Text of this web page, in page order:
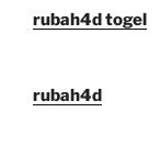
rubah4d togel
rubah4d